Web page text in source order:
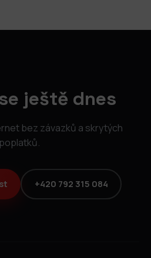
ještě dnes
bez závazků a skrytých
poplatků.
+420 792 315 084